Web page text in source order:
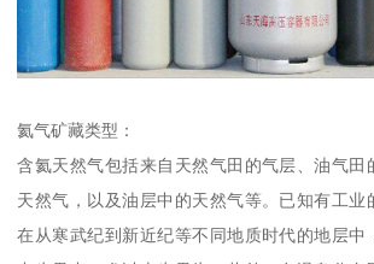
氦气矿藏类型：
含氦天然气包括来自天然气田的气层、油气田
天然气，以及油层中的天然气等。已知有工业
在从寒武纪到新近纪等不同地质时代的地层中